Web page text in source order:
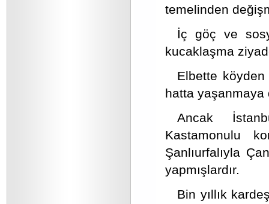
temelinden
İç göç ve
kucaklaşma
Elbette
hatta yaşanmaya
Ancak
Kastamonulu
Şanlıurfalıyla
yapmışlardır.
Bin yıllık